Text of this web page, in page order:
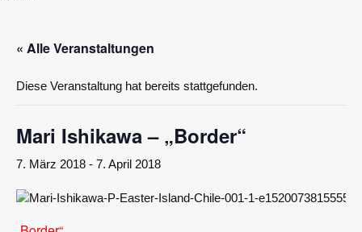
« Alle Veranstaltungen
Diese Veranstaltung hat bereits stattgefunden.
Mari Ishikawa – „Border“
7. März 2018 - 7. April 2018